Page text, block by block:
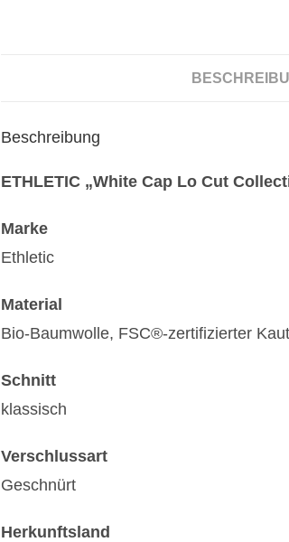
Beschreibung
ETHLETIC „White Cap Lo Cut
Marke
Ethletic
Material
Bio-Baumwolle, FSC®-zertifizierter
Schnitt
klassisch
Verschlussart
Geschnürt
Herkunftsland